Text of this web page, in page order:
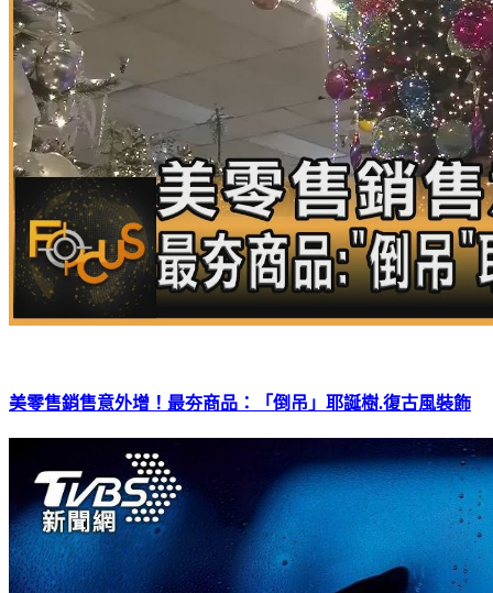
美零售銷售意外增！最夯商品：「倒吊」耶誕樹.復古風裝飾